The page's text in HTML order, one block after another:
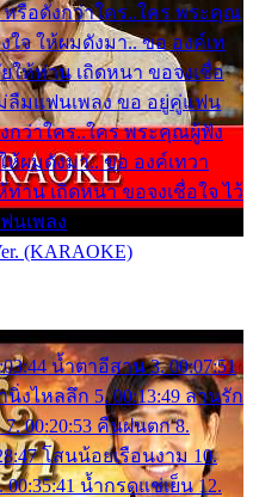
หรือดังกว่าใคร..ใคร พระคุณ
ใจ ให้ผมดังมา.. ขอ องค์เท
ห้ท่าน เถิดหนา ขอจงเชื่อ
ลืมแฟนเพลง ขอ อยู่คู่แฟน
กว่าใคร..ใคร พระคุณผู้ฟัง
ห้ผมดังมา.. ขอ องค์เทวา
าน เถิดหนา ขอจงเชื่อใจ ไว้
นเพลง
(KARAOKE)
น้ำตาอีสาน 3. 00:07:51
นิ่งไหลลึก 5. 00:13:49 ลานรัก
7. 00:20:53 คืนฝนตก 8.
โสนน้อยเรือนงาม 10.
น้ำกรดแช่เย็น 12.